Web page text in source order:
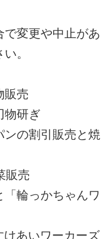
変更や中止があ
。
販売
物研ぎ
ンの割引販売と焼
販売
「輪っかちゃんワ
けあいワーカーズ